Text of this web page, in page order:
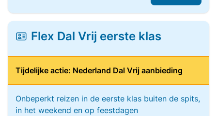
Flex Dal Vrij eerste klas
Tijdelijke actie: Nederland Dal Vrij aanbieding
Onbeperkt reizen in de eerste klas buiten de spits,
in het weekend en op feestdagen